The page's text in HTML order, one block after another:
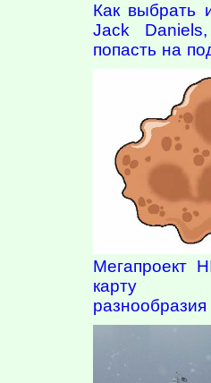
Как выбрать
Jack
попасть на
Мегапроект
карту
разнообразия